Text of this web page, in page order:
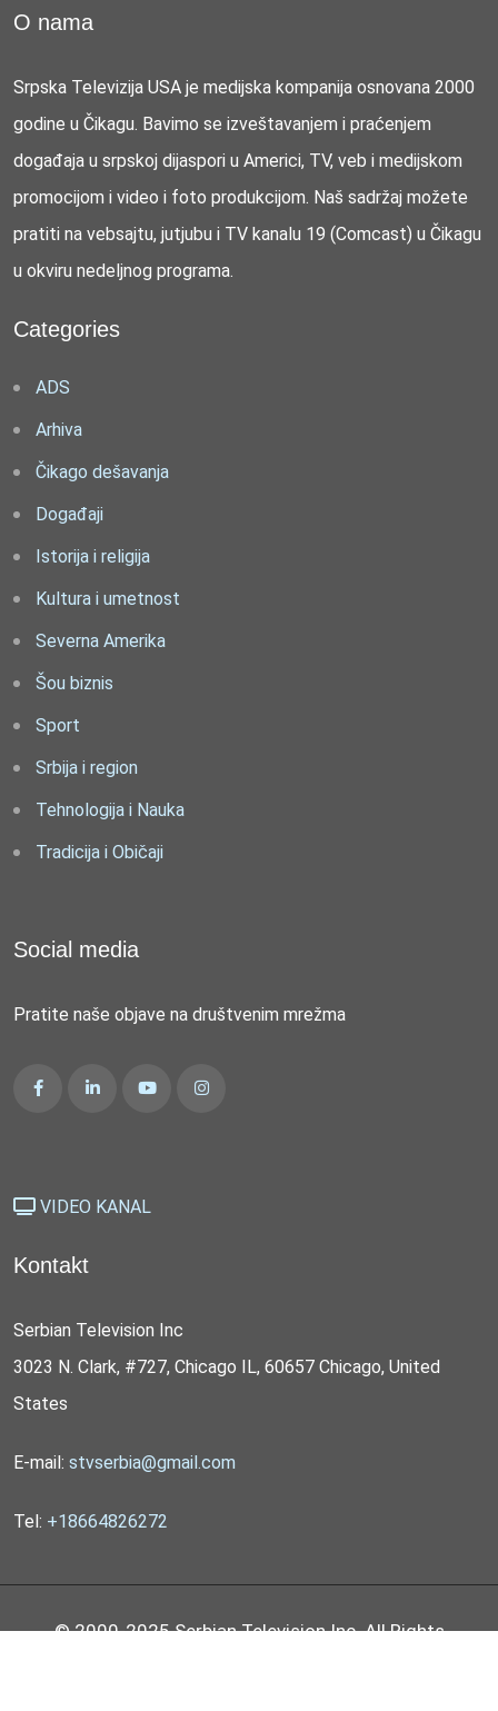
O nama
Srpska Televizija USA je medijska kompanija osnovana 2000
godine u Čikagu. Bavimo se izveštavanjem i praćenjem
događaja u srpskoj dijaspori u Americi, TV, veb i medijskom
promocijom i video i foto produkcijom. Naš sadržaj možete
pratiti na vebsajtu, jutjubu i TV kanalu 19 (Comcast) u Čikagu
u okviru nedeljnog programa.
Categories
ADS
Arhiva
Čikago dešavanja
Događaji
Istorija i religija
Kultura i umetnost
Severna Amerika
Šou biznis
Sport
Srbija i region
Tehnologija i Nauka
Tradicija i Običaji
Social media
Pratite naše objave na društvenim mrežma
VIDEO KANAL
Kontakt
Serbian Television Inc
3023 N. Clark, #727, Chicago IL, 60657 Chicago, United
States
E-mail: stvserbia@gmail.com
Tel: +18664826272
© 2000-2025 Serbian Television Inc. All Rights